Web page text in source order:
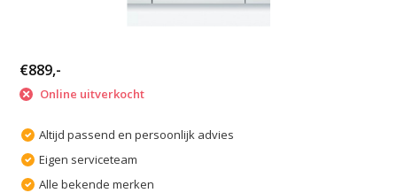
€889,-
Online uitverkocht
Altijd passend en persoonlijk advies
Eigen serviceteam
Alle bekende merken